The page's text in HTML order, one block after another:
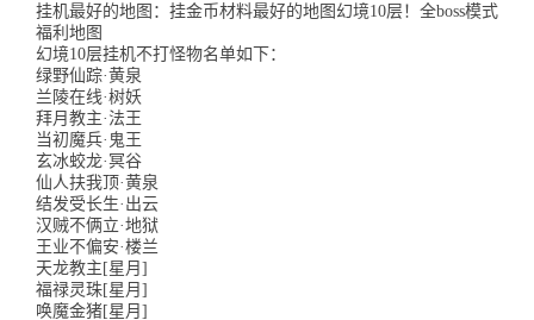
挂机最好的地图：挂金币材料最好的地图幻境10层！全boss模式
福利地图
幻境10层挂机不打怪物名单如下：
绿野仙踪·黄泉
兰陵在线·树妖
拜月教主·法王
当初魔兵·鬼王
玄冰蛟龙·冥谷
仙人扶我顶·黄泉
结发受长生·出云
汉贼不俩立·地狱
王业不偏安·楼兰
天龙教主[星月]
福禄灵珠[星月]
唤魔金猪[星月]